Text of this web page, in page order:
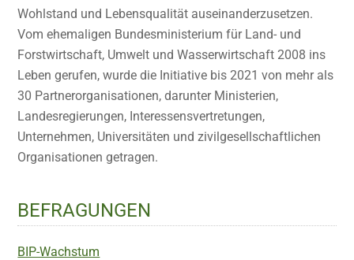
Wohlstand und Lebensqualität auseinanderzusetzen.
Vom ehemaligen Bundesministerium für Land- und
Forstwirtschaft, Umwelt und Wasserwirtschaft 2008 ins
Leben gerufen, wurde die Initiative bis 2021 von mehr als
30 Partnerorganisationen, darunter Ministerien,
Landesregierungen, Interessensvertretungen,
Unternehmen, Universitäten und zivilgesellschaftlichen
Organisationen getragen.
BEFRAGUNGEN
BIP-Wachstum